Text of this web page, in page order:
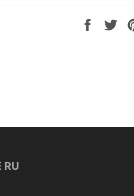
Share
RU